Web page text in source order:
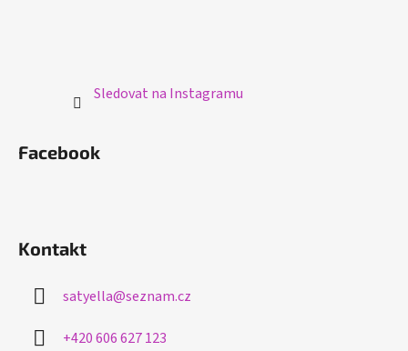
Sledovat na Instagramu
Facebook
Kontakt
satyella@seznam.cz
+420 606 627 123